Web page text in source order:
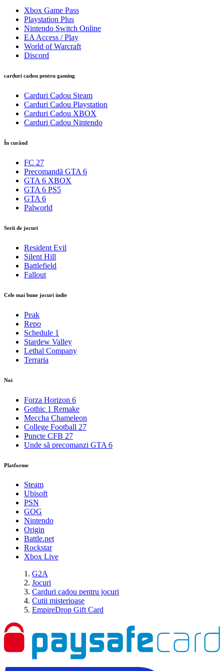
Xbox Game Pass
Playstation Plus
Nintendo Switch Online
EA Access / Play
World of Warcraft
Discord
carduri cadou pentru gaming
Carduri Cadou Steam
Carduri Cadou Playstation
Carduri Cadou XBOX
Carduri Cadou Nintendo
În curând
FC 27
Precomandă GTA 6
GTA 6 XBOX
GTA 6 PS5
GTA 6
Palworld
Serii de jocuri
Resident Evil
Silent Hill
Battlefield
Fallout
Cele mai bune jocuri indie
Peak
Repo
Schedule 1
Stardew Valley
Lethal Company
Terraria
Noi
Forza Horizon 6
Gothic 1 Remake
Meccha Chameleon
College Football 27
Puncte CFB 27
Unde să precomanzi GTA 6
Platforme
Steam
Ubisoft
PSN
GOG
Nintendo
Origin
Battle.net
Rockstar
Xbox Live
G2A
Jocuri
Carduri cadou pentru jocuri
Cutii misterioase
EmpireDrop Gift Card